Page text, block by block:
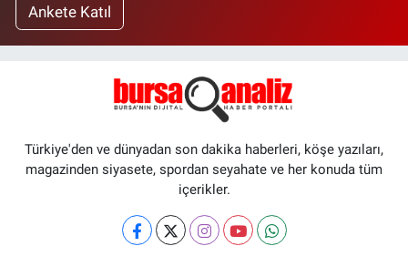
Ankete Katıl
Türkiye'den ve dünyadan son dakika haberleri, köşe yazıları,
magazinden siyasete, spordan seyahate ve her konuda tüm
içerikler.